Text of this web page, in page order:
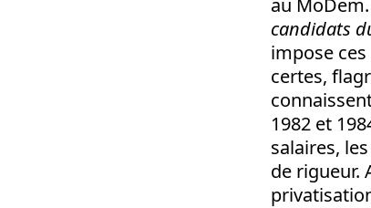
au
candidats
impose
certes,
1982 et
salaires,
de rigueur.